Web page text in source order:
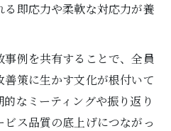
即応力や柔軟な対応力が養
例を共有することで、全員
策に生かす文化が根付いて
なミーティングや振り返り
ス品質の底上げにつながっ